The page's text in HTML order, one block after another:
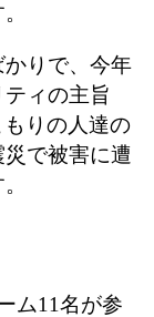
りで、今年
ィの主旨
りの人達の
で被害に遭
ム11名が参